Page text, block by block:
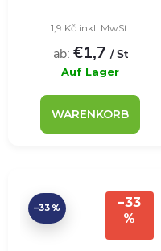
1,9 Kč inkl. MwSt.
ab: €1,7 / St
Auf Lager
WARENKORB
–33
%
–33 %